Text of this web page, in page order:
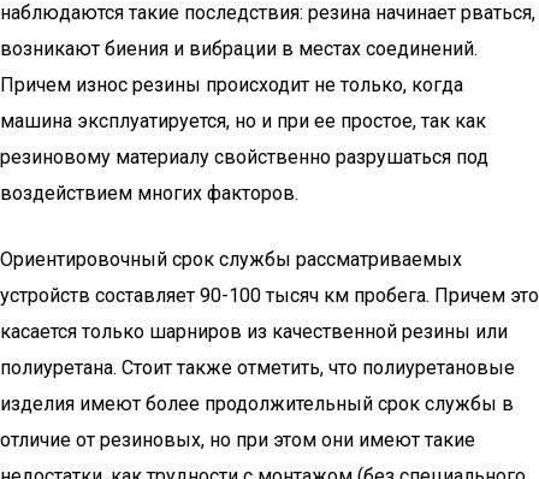
наблюдаются такие последствия: резина начинает рваться,
возникают биения и вибрации в местах соединений.
Причем износ резины происходит не только, когда
машина эксплуатируется, но и при ее простое, так как
резиновому материалу свойственно разрушаться под
воздействием многих факторов.
Ориентировочный срок службы рассматриваемых
устройств составляет 90-100 тысяч км пробега. Причем это
касается только шарниров из качественной резины или
полиуретана. Стоит также отметить, что полиуретановые
изделия имеют более продолжительный срок службы в
отличие от резиновых, но при этом они имеют такие